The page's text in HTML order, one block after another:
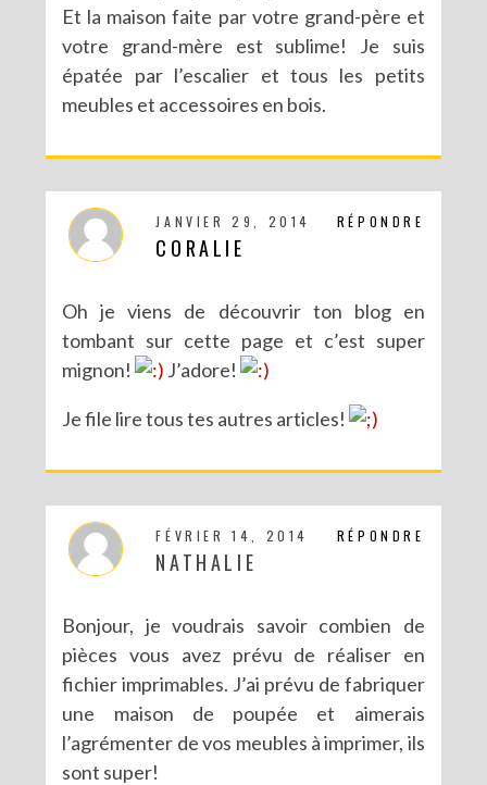
Et la maison faite par votre grand-père et
votre grand-mère est sublime! Je suis
épatée par l’escalier et tous les petits
meubles et accessoires en bois.
RÉPONDRE
JANVIER 29, 2014
CORALIE
Oh je viens de découvrir ton blog en
tombant sur cette page et c’est super
mignon!
J’adore!
Je file lire tous tes autres articles!
RÉPONDRE
FÉVRIER 14, 2014
NATHALIE
Bonjour, je voudrais savoir combien de
pièces vous avez prévu de réaliser en
fichier imprimables. J’ai prévu de fabriquer
une maison de poupée et aimerais
l’agrémenter de vos meubles à imprimer, ils
sont super!